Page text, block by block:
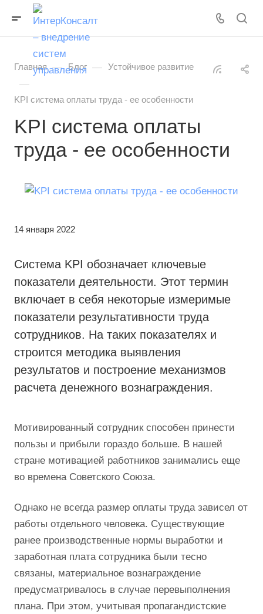
Главная — Блог — Устойчивое развитие
—
KPI система оплаты труда - ее особенности
KPI система оплаты
труда - ее особенности
14 января 2022
Система KPI обозначает ключевые
показатели деятельности. Этот термин
включает в себя некоторые измеримые
показатели результативности труда
сотрудников. На таких показателях и
строится методика выявления
результатов и построение механизмов
расчета денежного вознаграждения.
Мотивированный сотрудник способен принести
пользы и прибыли гораздо больше. В нашей
стране мотивацией работников занимались еще
во времена Советского Союза.
Однако не всегда размер оплаты труда зависел от
работы отдельного человека. Существующие
ранее производственные нормы выработки и
заработная плата сотрудника были тесно
связаны, материальное вознаграждение
предусматривалось в случае перевыполнения
плана. При этом, учитывая пропагандистские